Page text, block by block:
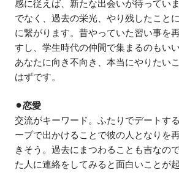
感に従えば、新たな出会いが待ってい
でなく、過去の栄光、やり残したこと
に繋がります。昔やっていた習い事を
すし、学生時代の仲間で集まるのもい
あなたに向き不向き、本当にやりたい
はずです。
⚫︎恋愛
交流がキーワード。ふたりでデートす
ープで出かけることで彼の人となりを
きそう。過去にまつわることも吉なの
た人に連絡をしてみると面白いことが起